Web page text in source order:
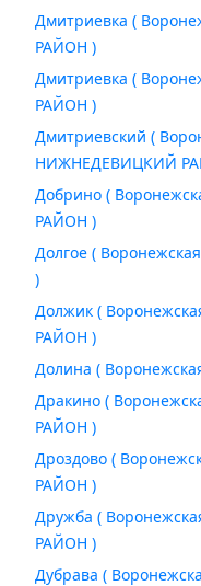
Дмитриевка (
РАЙОН )
Дмитриевка (
РАЙОН )
Дмитриевский (
НИЖНЕДЕВИЦКИЙ
Добрино (
РАЙОН )
Долгое (
)
Должик (
РАЙОН )
Долина (
Дракино (
РАЙОН )
Дроздово (
РАЙОН )
Дружба (
РАЙОН )
Дубрава (